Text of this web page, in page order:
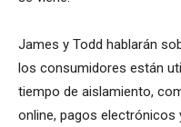
James y Todd hablarán
los consumidores están
tiempo de aislamiento,
online, pagos electrónicos